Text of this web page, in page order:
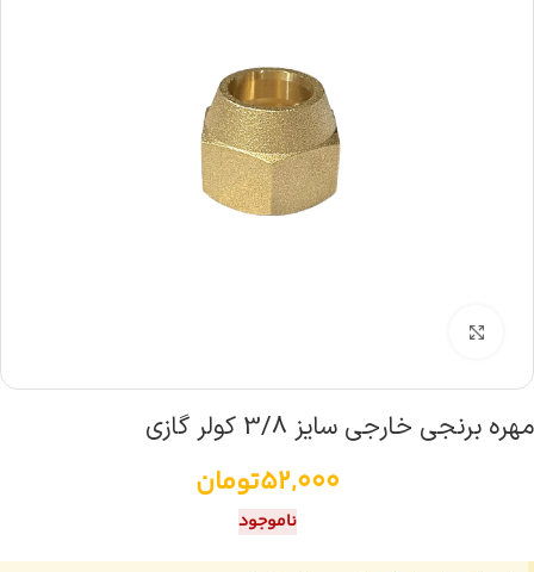
مهره برنجی خارجی سایز 3/8 کولر گازی
52,000تومان
ناموجود